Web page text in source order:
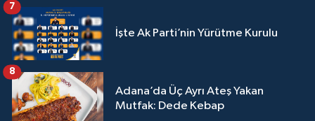
İşte Ak Parti’nin Yürütme Kurulu
7
Adana’da Üç Ayrı Ateş Yakan
Mutfak: Dede Kebap
8